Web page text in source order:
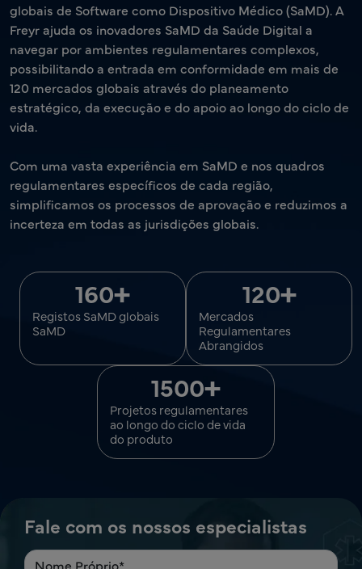
globais de Software como Dispositivo Médico (SaMD). A
Freyr ajuda os inovadores SaMD da Saúde Digital a
navegar por ambientes regulamentares complexos,
possibilitando a entrada em conformidade em mais de
120 mercados globais através do planeamento
estratégico, da execução e do apoio ao longo do ciclo de
vida.
Com uma vasta experiência em SaMD e nos quadros
regulamentares específicos de cada região,
simplificamos os processos de aprovação e reduzimos a
incerteza em todas as jurisdições globais.
160+
Registos SaMD globais
SaMD
120+
Mercados
Regulamentares
Abrangidos
1500+
Projetos regulamentares
ao longo do ciclo de vida
do produto
Fale com os nossos especialistas